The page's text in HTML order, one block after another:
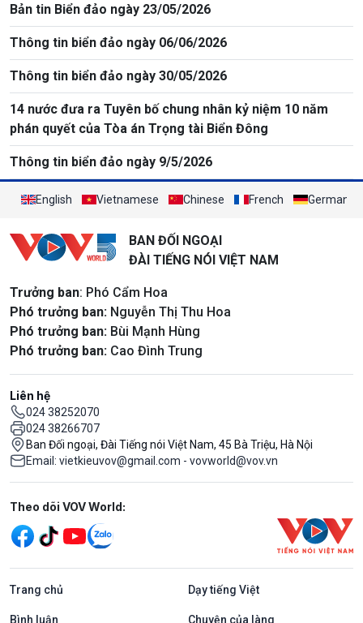
Bản tin Biển đảo ngày 23/05/2026
Thông tin biển đảo ngày 06/06/2026
Thông tin biển đảo ngày 30/05/2026
14 nước đưa ra Tuyên bố chung nhân kỷ niệm 10 năm
phán quyết của Tòa án Trọng tài Biển Đông
Thông tin biển đảo ngày 9/5/2026
English Vietnamese Chinese French German
BAN ĐỐI NGOẠI
ĐÀI TIẾNG NÓI VIỆT NAM
Trưởng ban: Phó Cẩm Hoa
Phó trưởng ban: Nguyễn Thị Thu Hoa
Phó trưởng ban: Bùi Mạnh Hùng
Phó trưởng ban: Cao Đình Trung
Liên hệ
024 38252070
024 38266707
Ban Đối ngoại, Đài Tiếng nói Việt Nam, 45 Bà Triệu, Hà Nội
Email: vietkieuvov@gmail.com - vovworld@vov.vn
Mạng xã hội
Theo dõi VOV World:
Trang chủ Dạy tiếng Việt
Bình luận Chuyện của làng